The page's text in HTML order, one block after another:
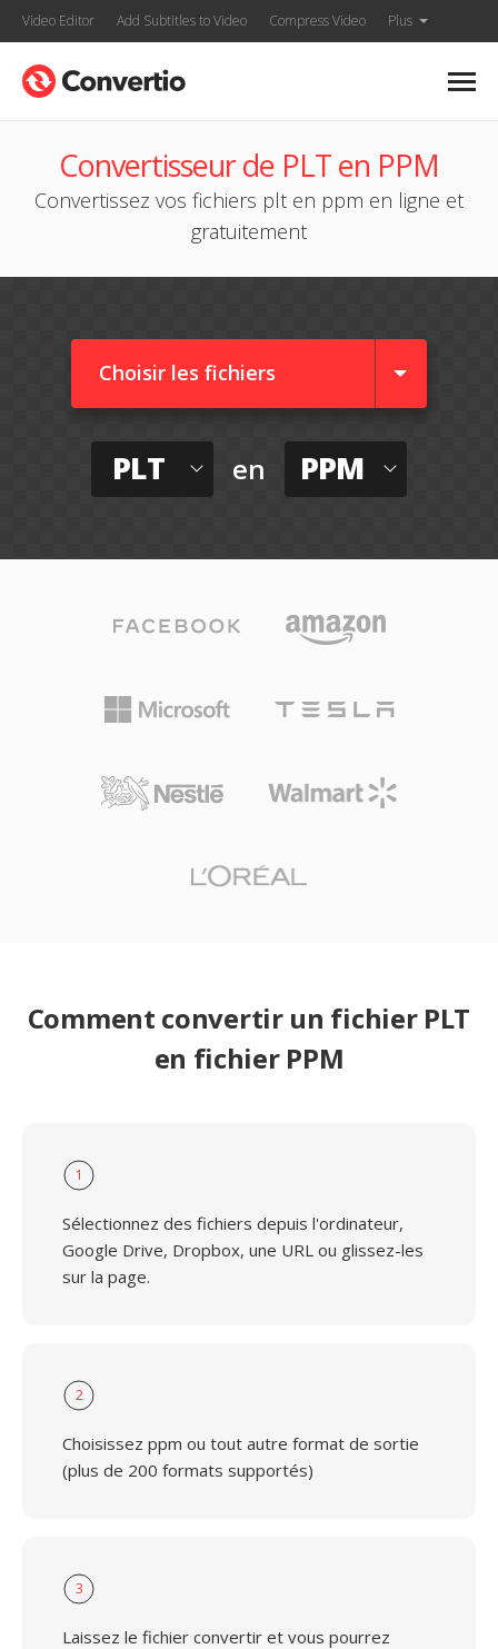
Video Editor Add Subtitles to Video Compress Video Plus
Convertisseur de PLT en PPM
Convertissez vos fichiers plt en ppm en ligne et
gratuitement
Choisir les fichiers
PLT en PPM
Comment convertir un fichier PLT
en fichier PPM
1
Sélectionnez des fichiers depuis l'ordinateur,
Google Drive, Dropbox, une URL ou glissez-les
sur la page.
2
Choisissez ppm ou tout autre format de sortie
(plus de 200 formats supportés)
3
Laissez le fichier convertir et vous pourrez